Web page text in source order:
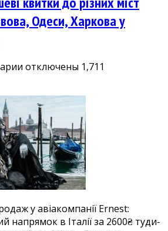
Одеси, Харкова у
к
Ernest:
дешеві
квитки
до
різних
міст
Італії
Києва,
Львова,
отключены 1,711
у авіакомпанії Ernest:
напрямок в Італії за 2600₴ туди-